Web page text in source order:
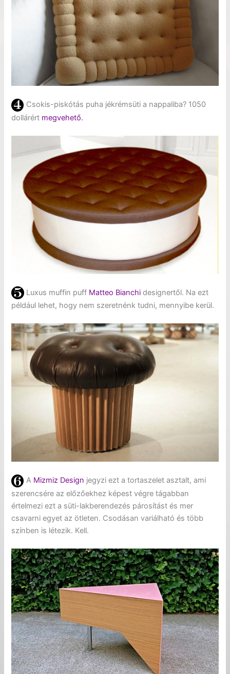
Csokis-piskótás puha jékrémsüti a nappaliba? 1050
dollárért megvehető.
Luxus muffin puff Matteo Bianchi designertől. Na ezt
például lehet, hogy nem szeretnénk tudni, mennyibe kerül.
A Mizmiz Design jegyzi ezt a tortaszelet asztalt, ami
szerencsére az előzőekhez képest végre tágabban
értelmezi ezt a süti-lakberendezés párosítást és mer
csavarni egyet az ötleten. Csodásan variálható és több
színben is létezik. Kell.